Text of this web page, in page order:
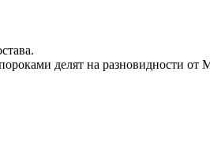
делят на разновидности от